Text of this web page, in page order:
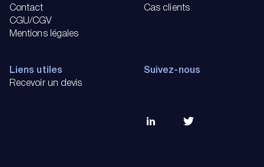
Contact
CGU/CGV
Mentions légales
Cas clients
Liens utiles
Recevoir un devis
Suivez-nous